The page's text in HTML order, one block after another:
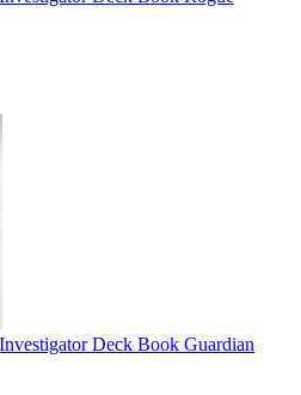
Deck Book Guardian